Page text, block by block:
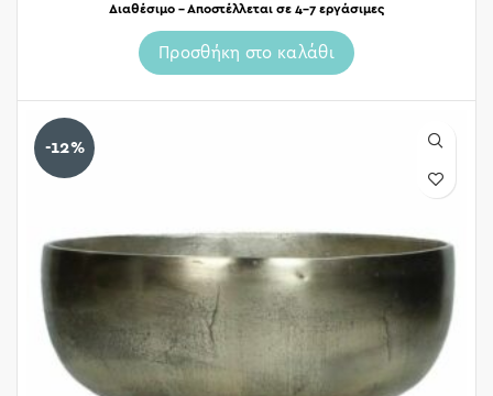
Διαθέσιμο – Αποστέλλεται σε 4-7 εργάσιμες
Προσθήκη στο καλάθι
-12%